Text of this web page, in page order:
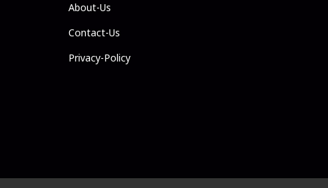
About-Us
Contact-Us
Privacy-Policy